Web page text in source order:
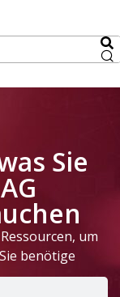
Sie
um
benötige